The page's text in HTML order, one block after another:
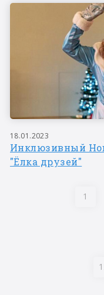
18.01.2023
Инклюзивный
"Ёлка друзей"
1